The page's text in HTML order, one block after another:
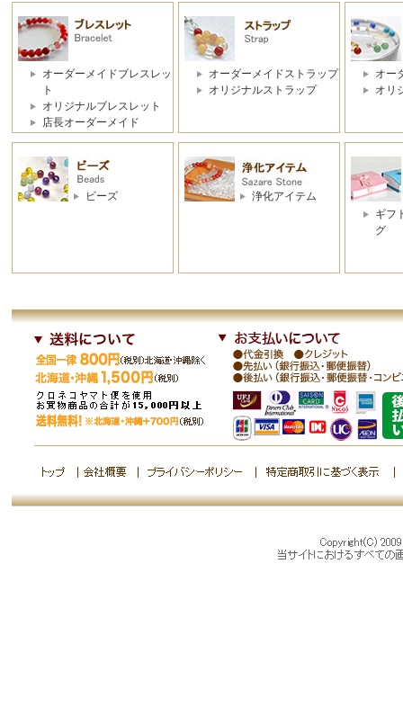
オーダーメイドブレスレッ
ト
オリジナルブレスレット
店長オーダーメイド
オーダーメイドストラップ
オリジナルストラップ
オー
オリ
ビーズ
浄化アイテム
ギフ
グ